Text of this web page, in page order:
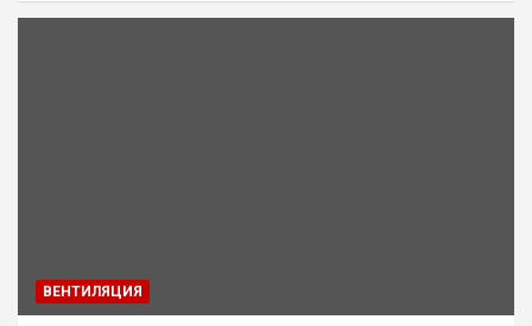
ВЕНТИЛЯЦИЯ